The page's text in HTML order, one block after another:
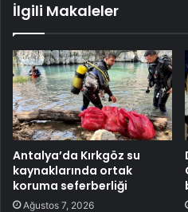
İlgili Makaleler
Antalya’da Kırkgöz su
kaynaklarında ortak
koruma seferberliği
Ağustos 7, 2026